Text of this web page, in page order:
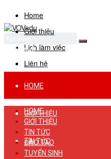
Home
Giới thiệu
Lịch làm việc
Liên hệ
No Result
View All Result
HOME
GIỚI THIỆU
TIN TỨC
HOME
GIỚI THIỆU
TIN TỨC
ĐÀO TẠO
TUYỂN SINH